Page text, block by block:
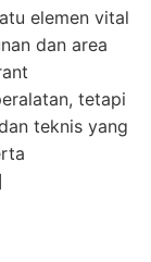
elemen vital
dan area
tetapi
teknis yang